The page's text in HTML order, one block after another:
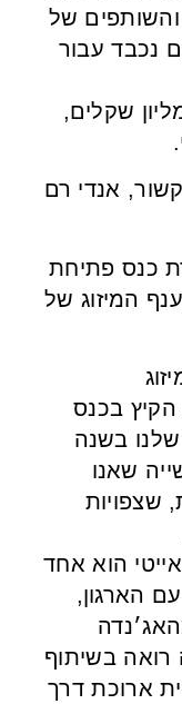
של
נכבד עבור
שקלים,
אנדי רם
כנס פתיחת
המיזוג של
הקיץ בכנס
שלנו בשנה
שאנו
שצפויות
הוא אחד
הארגון,
בשיתוף
ארוכת דרך